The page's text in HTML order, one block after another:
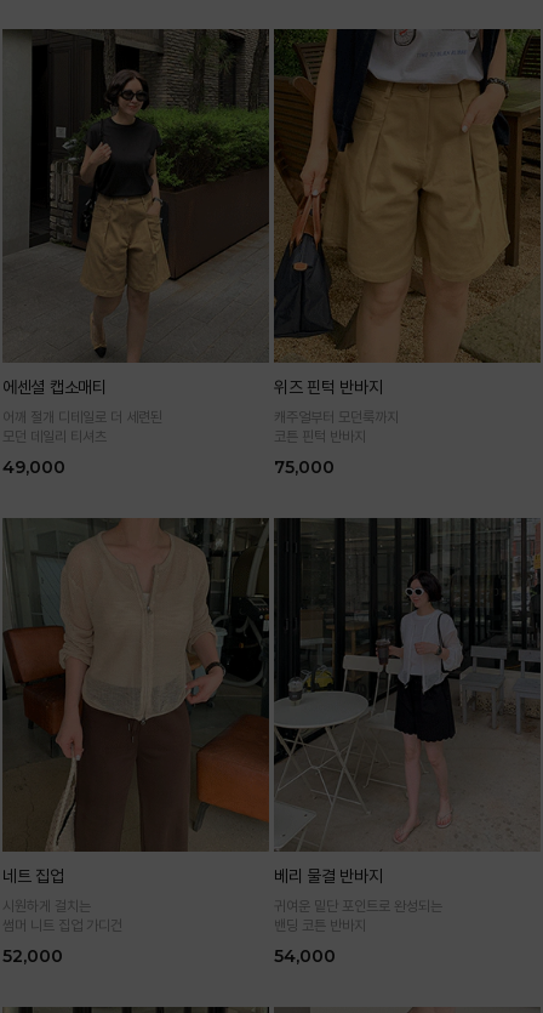
에센셜 캡소매티
어깨 절개 디테일로 더 세련된
모던 데일리 티셔츠
49,000
위즈 핀턱 반바지
캐주얼부터 모던룩까지
코튼 핀턱 반바지
75,000
네트 집업
시원하게 걸치는
썸머 니트 집업 가디건
52,000
베리 물결 반바지
귀여운 밑단 포인트로 완성되는
밴딩 코튼 반바지
54,000